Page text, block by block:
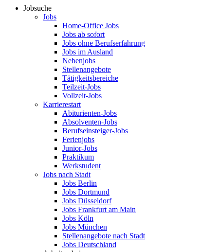
Jobsuche
Jobs
Home-Office Jobs
Jobs ab sofort
Jobs ohne Berufserfahrung
Jobs im Ausland
Nebenjobs
Stellenangebote
Tätigkeitsbereiche
Teilzeit-Jobs
Vollzeit-Jobs
Karrierestart
Abiturienten-Jobs
Absolventen-Jobs
Berufseinsteiger-Jobs
Ferienjobs
Junior-Jobs
Praktikum
Werkstudent
Jobs nach Stadt
Jobs Berlin
Jobs Dortmund
Jobs Düsseldorf
Jobs Frankfurt am Main
Jobs Köln
Jobs München
Stellenangebote nach Stadt
Jobs Deutschland